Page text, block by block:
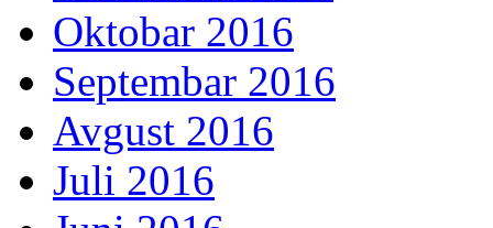
Oktobar 2016
Septembar 2016
Avgust 2016
Juli 2016